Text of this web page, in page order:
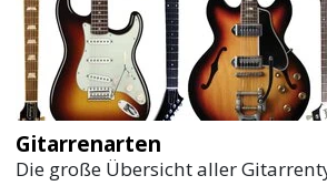
Gitarrenarten
Die große Übersicht aller